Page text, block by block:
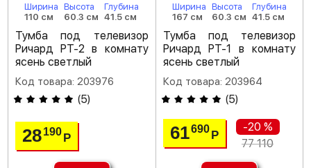
Ширина
110 см
Высота
60.3 см
Глубина
41.5 см
Тумба под телевизор
Ричард РТ-2 в комнату
ясень светлый
Код товара: 203976
(5)
28190Р
Ширина
167 см
Высота
60.3 см
Глубина
41.5 см
Тумба под телевизор
Ричард РТ-1 в комнату
ясень светлый
Код товара: 203964
(5)
61690 Р
-20 %
77 110